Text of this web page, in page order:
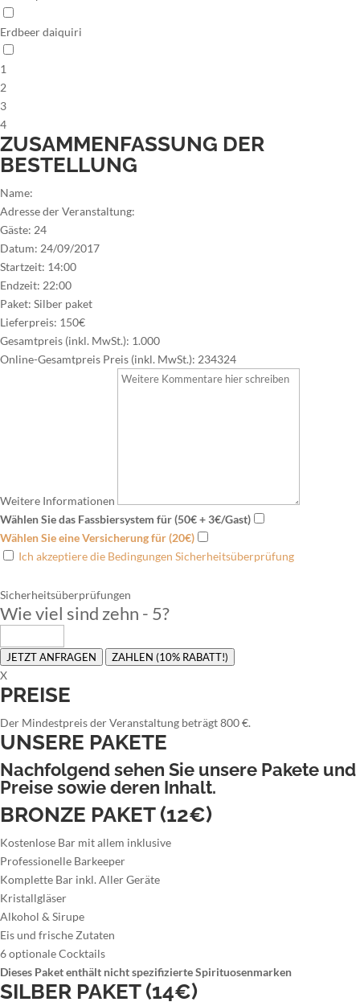
Erdbeer daiquiri
1
2
3
4
ZUSAMMENFASSUNG DER
BESTELLUNG
Name:
Adresse der Veranstaltung:
Gäste: 24
Datum: 24/09/2017
Startzeit: 14:00
Endzeit: 22:00
Paket: Silber paket
Lieferpreis: 150€
Gesamtpreis (inkl. MwSt.): 1.000
Online-Gesamtpreis Preis (inkl. MwSt.): 234324
Weitere Informationen
Wählen Sie das Fassbiersystem für (50€ + 3€/Gast)
Wählen Sie eine Versicherung für (20€)
Ich akzeptiere die Bedingungen Sicherheitsüberprüfung
Sicherheitsüberprüfungen
Wie viel sind zehn - 5?
JETZT ANFRAGEN ZAHLEN (10% RABATT!)
X
PREISE
Der Mindestpreis der Veranstaltung beträgt 800 €.
UNSERE PAKETE
Nachfolgend sehen Sie unsere Pakete und
Preise sowie deren Inhalt.
BRONZE PAKET (12€)
Kostenlose Bar mit allem inklusive
Professionelle Barkeeper
Komplette Bar inkl. Aller Geräte
Kristallgläser
Alkohol & Sirupe
Eis und frische Zutaten
6 optionale Cocktails
Dieses Paket enthält nicht spezifizierte Spirituosenmarken
SILBER PAKET (14€)